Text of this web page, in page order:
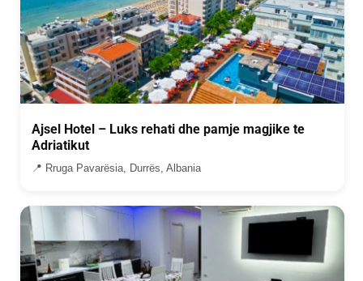
Ajsel Hotel – Luks rehati dhe pamje magjike te
Adriatikut
📍 Rruga Pavarësia, Durrës, Albania